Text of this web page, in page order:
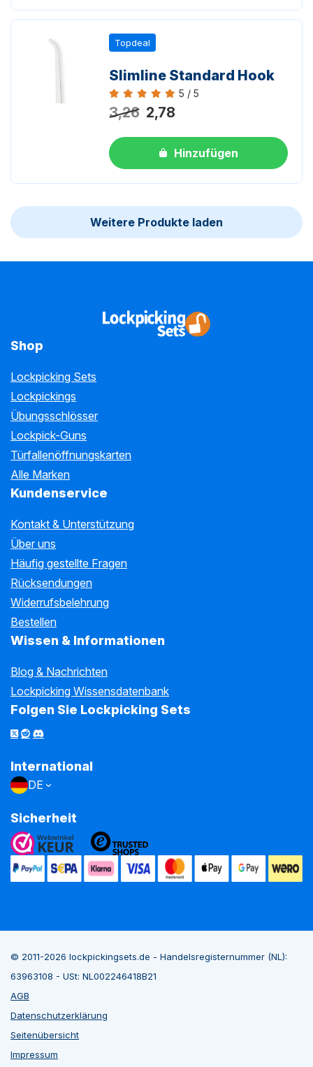
Topdeal
Slimline Standard Hook
Bewertung 5 von 5
5 / 5
3,26 2,78
Hinzufügen
Weitere Produkte laden
Shop
Lockpicking Sets
Lockpickings
Übungsschlösser
Lockpick-Guns
Türfallenöffnungskarten
Alle Marken
Kundenservice
Kontakt & Unterstützung
Über uns
Häufig gestellte Fragen
Rücksendungen
Widerrufsbelehrung
Bestellen
Wissen & Informationen
Blog & Nachrichten
Lockpicking Wissensdatenbank
Folgen Sie Lockpicking Sets
International
DE
Sicherheit
© 2011-2026 lockpickingsets.de - Handelsregisternummer (NL):
63963108 - USt: NL002246418B21
AGB
Datenschutzerklärung
Seitenübersicht
Impressum